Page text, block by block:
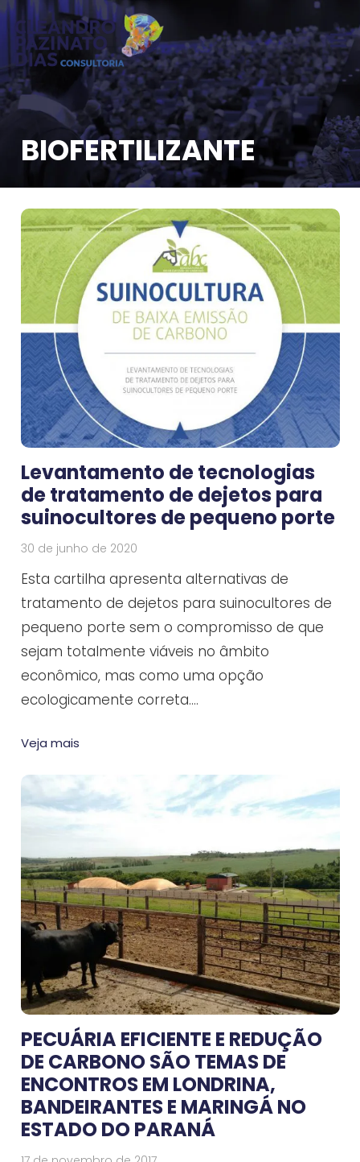
BIOFERTILIZANTE
Levantamento de tecnologias
de tratamento de dejetos para
suinocultores de pequeno porte
30 de junho de 2020
Esta cartilha apresenta alternativas de
tratamento de dejetos para suinocultores de
pequeno porte sem o compromisso de que
sejam totalmente viáveis no âmbito
econômico, mas como uma opção
ecologicamente correta.…
Veja mais
PECUÁRIA EFICIENTE E REDUÇÃO
DE CARBONO SÃO TEMAS DE
ENCONTROS EM LONDRINA,
BANDEIRANTES E MARINGÁ NO
ESTADO DO PARANÁ